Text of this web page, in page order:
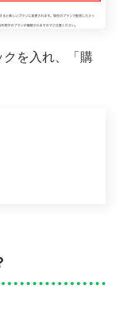
クを入れ、「購